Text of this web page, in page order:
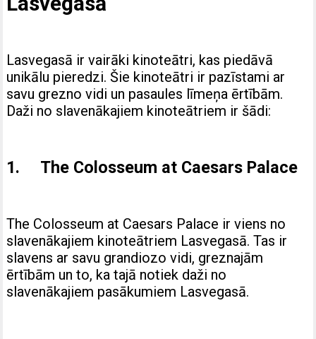
Lasvegasā ir vairāki kinoteātri, kas piedāvā
unikālu pieredzi. Šie kinoteātri ir pazīstami ar
savu grezno vidi un pasaules līmeņa ērtībām.
Daži no slavenākajiem kinoteātriem ir šādi:
1. The Colosseum at Caesars Palace
The Colosseum at Caesars Palace ir viens no
slavenākajiem kinoteātriem Lasvegasā. Tas ir
slavens ar savu grandiozo vidi, greznajām
ērtībām un to, ka tajā notiek daži no
slavenākajiem pasākumiem Lasvegasā.